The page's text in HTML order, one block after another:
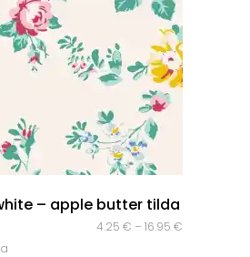
– apple butter tilda
4.25 € – 16.95 €